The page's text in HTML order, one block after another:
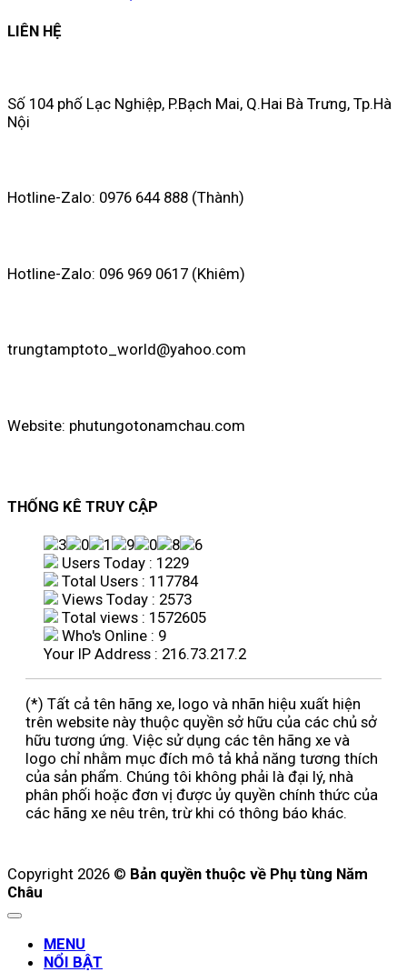
LIÊN HỆ
Số 104 phố Lạc Nghiệp, P.Bạch Mai, Q.Hai Bà Trưng, Tp.Hà
Nội
Hotline-Zalo: 0976 644 888 (Thành)
Hotline-Zalo: 096 969 0617 (Khiêm)
trungtamptoto_world@yahoo.com
Website: phutungotonamchau.com
THỐNG KÊ TRUY CẬP
Users Today : 1229
Total Users : 117784
Views Today : 2573
Total views : 1572605
Who's Online : 9
Your IP Address : 216.73.217.2
(*) Tất cả tên hãng xe, logo và nhãn hiệu xuất hiện
trên website này thuộc quyền sở hữu của các chủ sở
hữu tương ứng. Việc sử dụng các tên hãng xe và
logo chỉ nhằm mục đích mô tả khả năng tương thích
của sản phẩm. Chúng tôi không phải là đại lý, nhà
phân phối hoặc đơn vị được ủy quyền chính thức của
các hãng xe nêu trên, trừ khi có thông báo khác.
Copyright 2026 © Bản quyền thuộc về Phụ tùng Năm
Châu
MENU
NỔI BẬT